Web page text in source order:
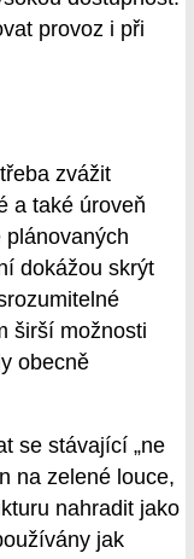
provoz i při
zvážit
a také úroveň
dokážou skrýt
širší možnosti
obecně
se stávající „ne
na zelené louce,
nahradit jako
jak